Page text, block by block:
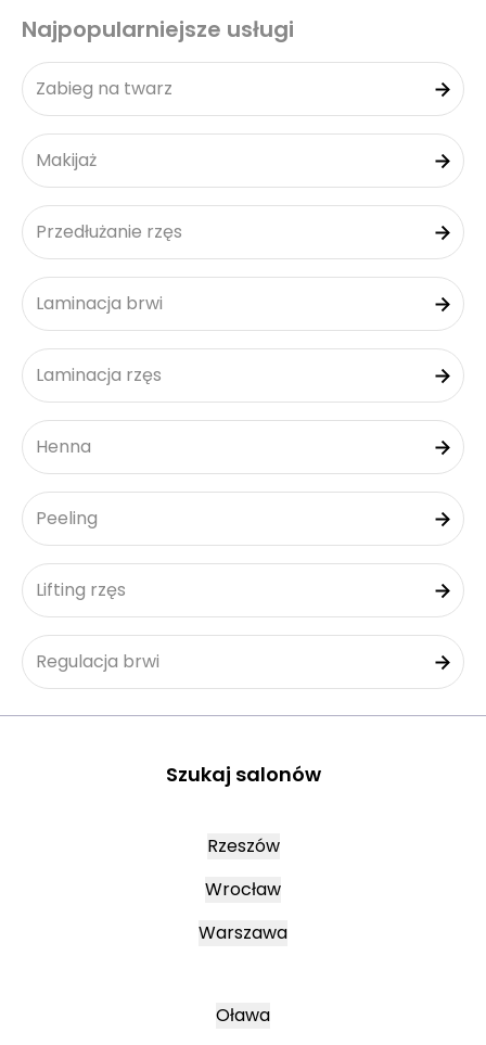
Najpopularniejsze usługi
Zabieg na twarz
Makijaż
Przedłużanie rzęs
Laminacja brwi
Laminacja rzęs
Henna
Peeling
Lifting rzęs
Regulacja brwi
Szukaj salonów
Rzeszów
Wrocław
Warszawa
Oława